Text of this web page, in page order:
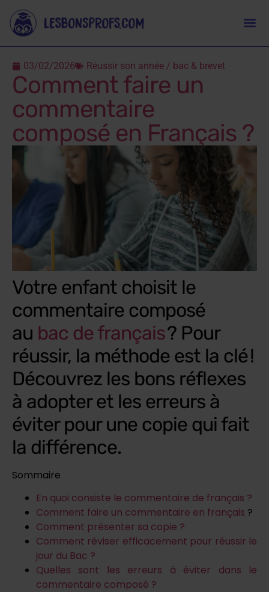
03/02/2026 Réussir son année / bac & brevet
Comment faire un
commentaire
composé en Français ?
Votre enfant choisit le
commentaire composé
au bac de français? Pour
réussir, la méthode est la clé !
Découvrez les bons réflexes
à adopter et les erreurs à
éviter pour une copie qui fait
la différence.
Sommaire
En quoi consiste le commentaire de français ?
Comment faire un commentaire en français ?
Comment présenter sa copie ?
Comment réviser efficacement pour réussir le
jour du Bac ?
Quelles sont les erreurs à éviter dans le
commentaire composé ?